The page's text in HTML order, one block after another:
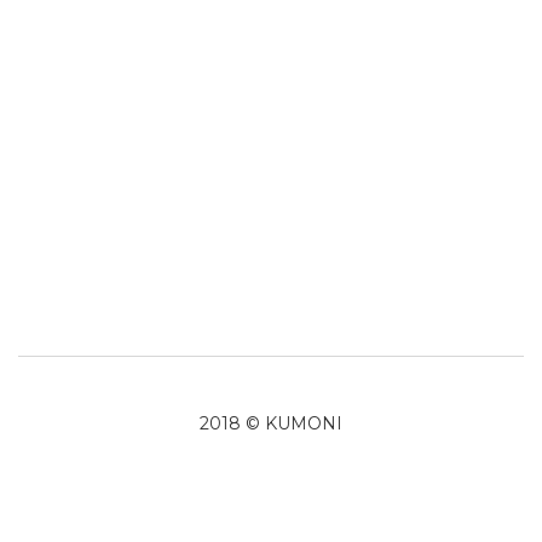
2018 © KUMONI